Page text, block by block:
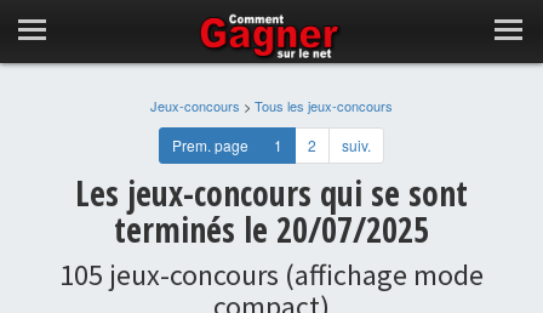
Jeux-concours > Tous les jeux-concours
Prem. page 1 2 suiv.
Les jeux-concours qui se sont
terminés le 20/07/2025
105 jeux-concours (affichage mode